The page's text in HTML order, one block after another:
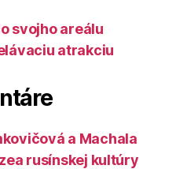
svojho areálu
atrakciu
a Machala
rusínskej kultúry